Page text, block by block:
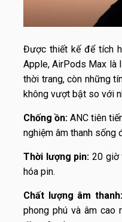
Được thiết kế để tích
Apple, AirPods Max là
thời trang, còn những
không vượt bật so với
Chống ồn: ANC tiên
nghiệm âm thanh sống
Thời lượng pin: 20 giờ
hóa pin.
Chất lượng âm thanh:
phong phú và âm cao